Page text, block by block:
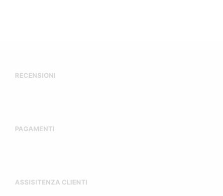
RECENSIONI
PAGAMENTI
ASSISITENZA CLIENTI